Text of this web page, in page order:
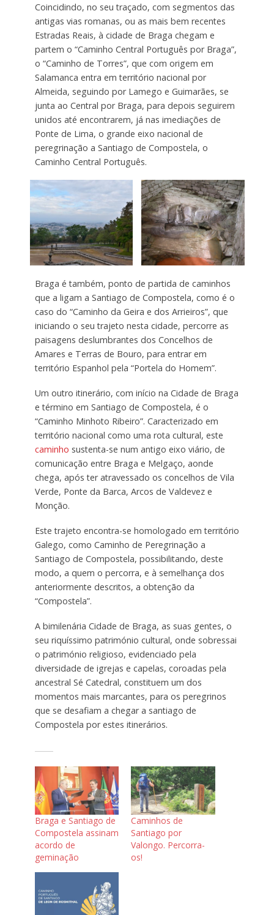
Coincidindo, no seu traçado, com segmentos das
antigas vias romanas, ou as mais bem recentes
Estradas Reais, à cidade de Braga chegam e
partem o “Caminho Central Português por Braga”,
o “Caminho de Torres”, que com origem em
Salamanca entra em território nacional por
Almeida, seguindo por Lamego e Guimarães, se
junta ao Central por Braga, para depois seguirem
unidos até encontrarem, já nas imediações de
Ponte de Lima, o grande eixo nacional de
peregrinação a Santiago de Compostela, o
Caminho Central Português.
Braga é também, ponto de partida de caminhos
que a ligam a Santiago de Compostela, como é o
caso do “Caminho da Geira e dos Arrieiros”, que
iniciando o seu trajeto nesta cidade, percorre as
paisagens deslumbrantes dos Concelhos de
Amares e Terras de Bouro, para entrar em
território Espanhol pela “Portela do Homem”.
Um outro itinerário, com início na Cidade de Braga
e término em Santiago de Compostela, é o
“Caminho Minhoto Ribeiro”. Caracterizado em
território nacional como uma rota cultural, este
caminho sustenta-se num antigo eixo viário, de
comunicação entre Braga e Melgaço, aonde
chega, após ter atravessado os concelhos de Vila
Verde, Ponte da Barca, Arcos de Valdevez e
Monção.
Este trajeto encontra-se homologado em território
Galego, como Caminho de Peregrinação a
Santiago de Compostela, possibilitando, deste
modo, a quem o percorra, e à semelhança dos
anteriormente descritos, a obtenção da
“Compostela”.
A bimilenária Cidade de Braga, as suas gentes, o
seu riquíssimo património cultural, onde sobressai
o património religioso, evidenciado pela
diversidade de igrejas e capelas, coroadas pela
ancestral Sé Catedral, constituem um dos
momentos mais marcantes, para os peregrinos
que se desafiam a chegar a santiago de
Compostela por estes itinerários.
Braga e Santiago de
Compostela assinam
acordo de
geminação
Caminhos de
Santiago por
Valongo. Percorra-
os!